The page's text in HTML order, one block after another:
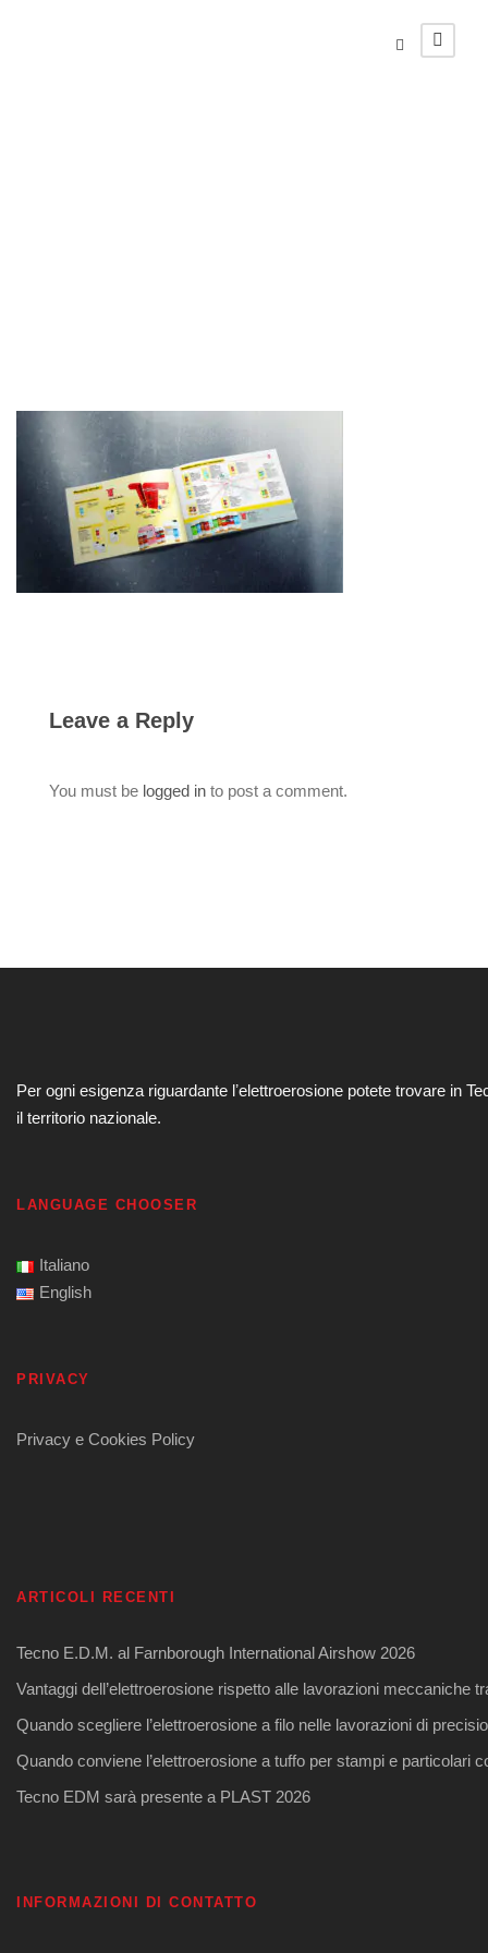
Leave a Reply
You must be logged in to post a comment.
Per ogni esigenza riguardante lʼelettroerosione potete trovare in
il territorio nazionale.
LANGUAGE CHOOSER
Italiano
English
PRIVACY
Privacy e Cookies Policy
ARTICOLI RECENTI
Tecno E.D.M. al Farnborough International Airshow 2026
Vantaggi dell’elettroerosione rispetto alle lavorazioni meccaniche
Quando scegliere l’elettroerosione a filo nelle lavorazioni di
Quando conviene l’elettroerosione a tuffo per stampi e particolari
Tecno EDM sarà presente a PLAST 2026
INFORMAZIONI DI CONTATTO